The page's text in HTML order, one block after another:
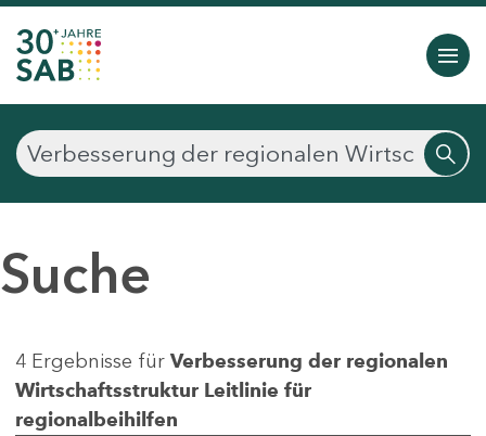
Suche
4 Ergebnisse für Verbesserung der regionalen
Wirtschaftsstruktur Leitlinie für
regionalbeihilfen